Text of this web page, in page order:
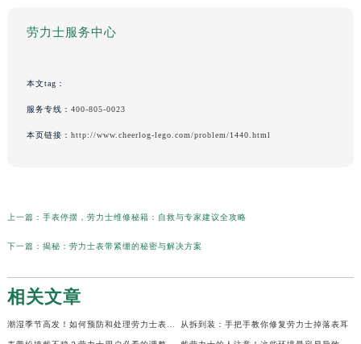
劳力士服务中心
本文tag：
服务专线： 400-805-0023
本页链接： http://www.cheerlog-lego.com/problem/1440.html
上一篇： 手表停摆，劳力士维修秘籍：自救与专家建议全攻略
下一篇： 揭秘：劳力士表带紧绷的秘密与解决方案
相关文章
潮湿季节高发！如何预防和处理劳力士表盘生锈？ 从拆到装：手把手教你修复劳力士掉落表耳